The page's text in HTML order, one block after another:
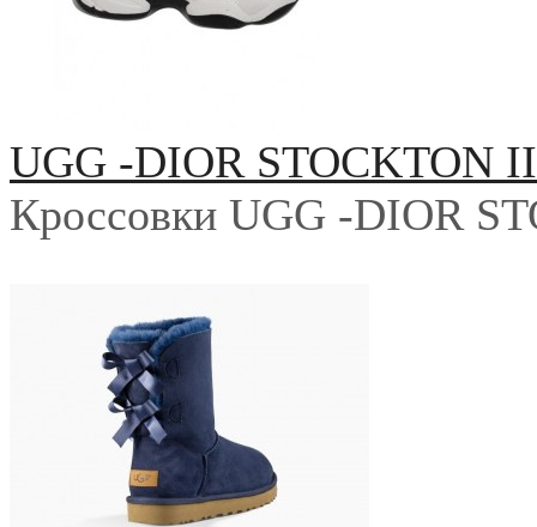
UGG -DIOR STOCKTON
Кроссовки UGG -DIOR